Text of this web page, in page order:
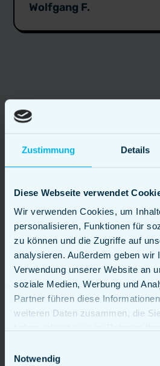
Zustimmung Details
Diese Webseite verwendet
Wir verwenden Cookies, um
personalisieren, Funktionen für
zu können und die Zugriffe auf
analysieren. Außerdem geben wir
Verwendung unserer Website an
soziale Medien, Werbung und
Partner führen diese
weiteren Daten zusammen, die
Notwendig
Wolfgang F.
Schnelle
tausenden
Je Stunde können
Gäste bedienen
Warteschlangen.
die Aufmerksamkeit
Schlange, sondern
Hochwertiges
qualitative
Auf Wunsch bringen